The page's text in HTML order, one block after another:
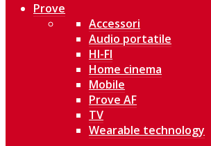
Prove
Accessori
Audio portatile
HI-FI
Home cinema
Mobile
Prove AF
TV
Wearable technology